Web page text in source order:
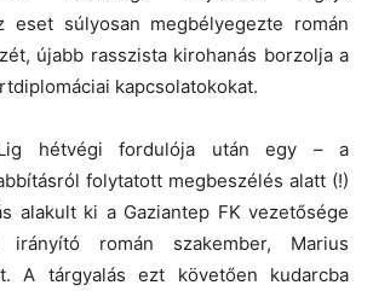
eset súlyosan megbélyegezte román
újabb rasszista kirohanás borzolja a
kapcsolatokokat.
hétvégi fordulója után egy – a
folytatott megbeszélés alatt (!)
alakult ki a Gaziantep FK vezetősége
román szakember, Marius
A tárgyalás ezt követően kudarcba